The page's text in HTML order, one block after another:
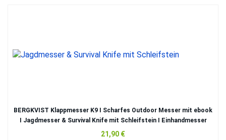
BERGKVIST Klapp­mes­ser K9 I Schar­fes Out­door Mes­ser mit ebook
I Jagd­mes­ser & Sur­vi­val Knife mit Schleif­stein I Ein­hand­mes­ser
Taschen­mes­ser mit Edel­stahl­klinge I Män­ner
21,90 €